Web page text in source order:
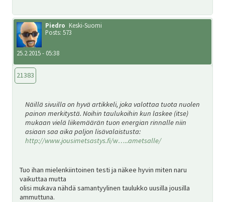
Piedro Keski-Suomi
Posts: 573
25.2.2015 - 05:38
21383
Näillä sivuilla on hyvä artikkeli, joka valottaa tuota nuolen
painon merkitystä. Noihin taulukoihin kun laskee (itse)
mukaan vielä liikemäärän tuon energian rinnalle niin
asiaan saa aika paljon lisävalaistusta:
http://www.jousimetsastys.fi/w…..ametsalle/
Tuo ihan mielenkiintoinen testi ja näkee hyvin miten naru
vaikuttaa mutta
olisi mukava nähdä samantyylinen taulukko uusilla jousilla
ammuttuna.